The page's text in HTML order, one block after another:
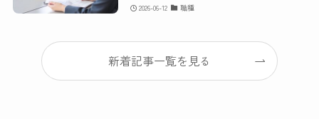
2026-06-12 職種
新着記事一覧を見る